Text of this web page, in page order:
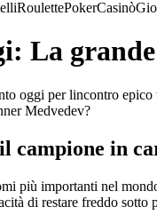
RoulettePokerCasinò
La
oggi per lincontro
Medvedev?
campione in
più importanti nel
di restare freddo